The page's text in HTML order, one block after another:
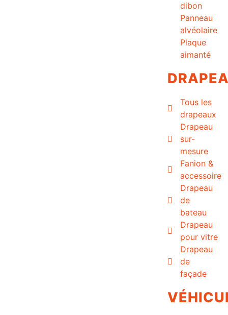
dibon
Panneau
alvéolaire
Plaque
aimanté
Tous les
drapeaux
Drapeau
sur-
mesure
Fanion &
accessoire
Drapeau
de
bateau
Drapeau
pour vitre
Drapeau
de
façade